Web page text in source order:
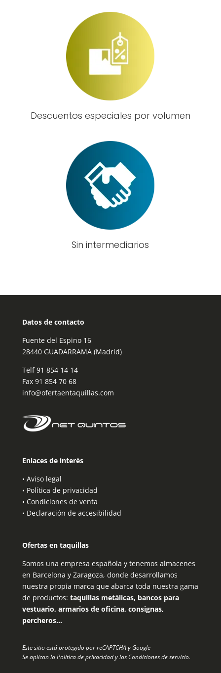
Descuentos especiales por volumen
Sin intermediarios
Datos de contacto
Fuente del Espino 16
28440 GUADARRAMA (Madrid)
Telf91 854 14 14
Fax 91 854 70 68
info@ofertaentaquillas.com
Enlaces de interés
• Aviso legal
• Política de privacidad
• Condiciones de venta
• Declaración de accesibilidad
Ofertas en taquillas
Somos una empresa española y tenemos almacenes
en Barcelona y Zaragoza, donde desarrollamos
nuestra propia marca que abarca toda nuestra gama
de productos: taquillas metálicas, bancos para
vestuario, armarios de oficina, consignas,
percheros…
Este sitio está protegido por reCAPTCHA y Google
Se aplican laPolítica de privacidady las Condiciones de servicio.